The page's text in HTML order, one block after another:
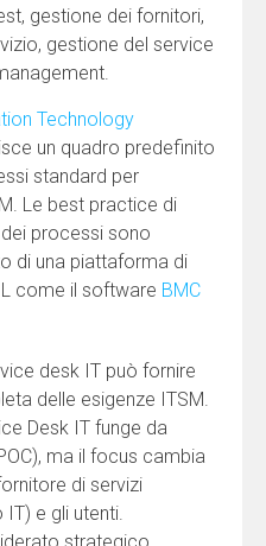
gestione dei fornitori,
gestione del service
Technology
un quadro predefinito
standard per
Le best practice di
processi sono
di una piattaforma di
come il software BMC
desk IT può fornire
delle esigenze ITSM.
Desk IT funge da
ma il focus cambia
di servizi
e gli utenti.
strategico